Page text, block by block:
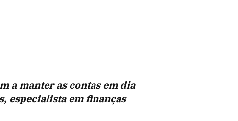
a manter as contas em dia
, especialista em finanças